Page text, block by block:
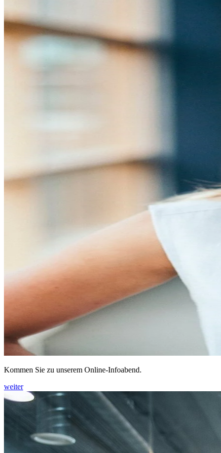
Kommen Sie zu unserem Online-Infoabend.
weiter